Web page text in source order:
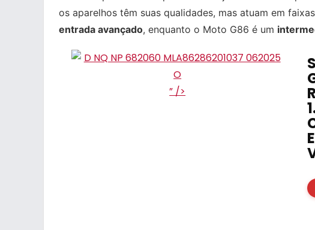
os aparelhos têm suas qualidades, mas atuam em
entrada avançado, enquanto o Moto G86 é um
” />